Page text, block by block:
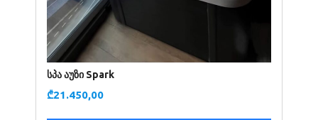
სპა აუზი Spark
₾21.450,00